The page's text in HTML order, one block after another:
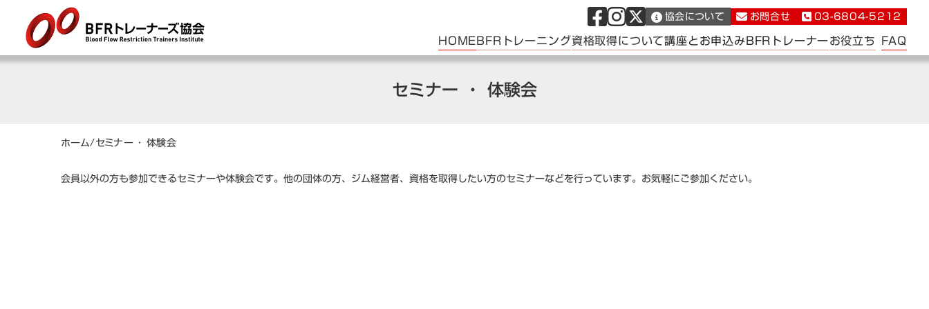
セミナー ・ 体験会
ホーム/セミナー ・ 体験会
会員以外の方も参加できるセミナーや体験会です。他の団体の方、ジム経営者、資格を取得したい方のセミナーなどを行っています。お気軽にご参加ください。
協会について お問合せ 03-6804-5212
HOMEBFRトレーニング資格取得について講座とお申込みBFRトレーナーお役立ち FAQ